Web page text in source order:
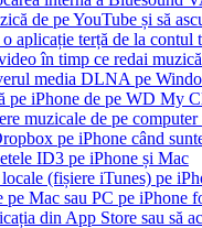
de pe YouTube și să
aplicație terță de la contul
în timp ce redai
media DLNA pe
pe iPhone de pe WD My
muzicale de pe
pe iPhone când
ID3 pe iPhone și Mac
(fișiere iTunes) pe
pe Mac sau PC pe iPhone
din App Store sau să